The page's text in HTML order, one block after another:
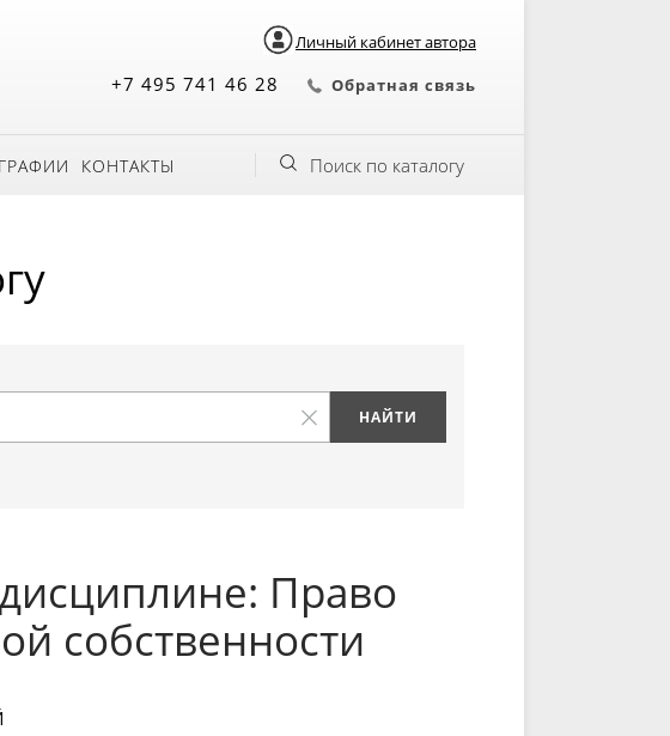
Личный кабинет автора
+7 495 741 46 28 Обратная связь
КОНТАКТЫ Поиск по каталогу
Право
собственности